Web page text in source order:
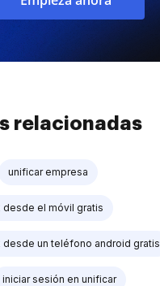
relacionadas
unificar empresa
desde el móvil gratis
desde un teléfono android gratis
iniciar sesión en unificar